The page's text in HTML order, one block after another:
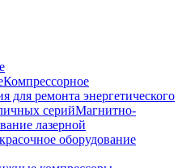
Компрессорное
для ремонта энергетического
серийМагнитно-
лазерной
оборудование